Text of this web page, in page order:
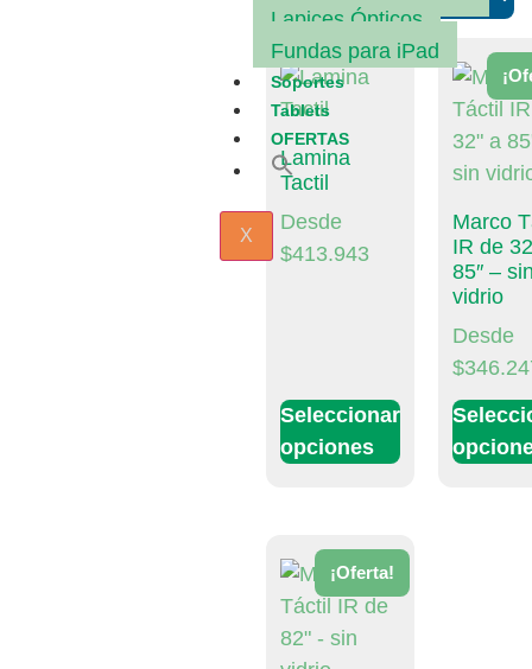
Lapices Ópticos
Fundas para iPad
Soportes
Tablets
OFERTAS
Search
X
Lamina
Tactil
Desde
$413.943
Seleccionar
opciones
Marco
IR de
85″ –
vidrio
Desde
$
¡Oferta!